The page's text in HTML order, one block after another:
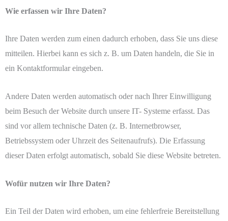
Wie erfassen wir Ihre Daten?
Ihre Daten werden zum einen dadurch erhoben, dass Sie uns diese
mitteilen. Hierbei kann es sich z. B. um Daten handeln, die Sie in
ein Kontaktformular eingeben.
Andere Daten werden automatisch oder nach Ihrer Einwilligung
beim Besuch der Website durch unsere IT- Systeme erfasst. Das
sind vor allem technische Daten (z. B. Internetbrowser,
Betriebssystem oder Uhrzeit des Seitenaufrufs). Die Erfassung
dieser Daten erfolgt automatisch, sobald Sie diese Website betreten.
Wofür nutzen wir Ihre Daten?
Ein Teil der Daten wird erhoben, um eine fehlerfreie Bereitstellung